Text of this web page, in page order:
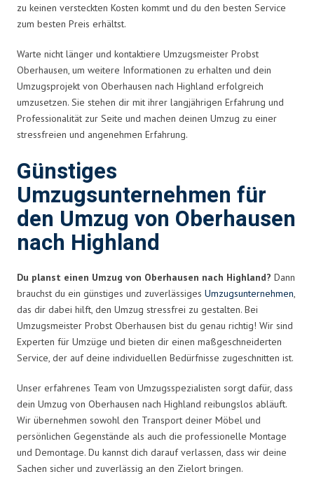
zu keinen versteckten Kosten kommt und du den besten Service
zum besten Preis erhältst.
Warte nicht länger und kontaktiere Umzugsmeister Probst
Oberhausen, um weitere Informationen zu erhalten und dein
Umzugsprojekt von Oberhausen nach Highland erfolgreich
umzusetzen. Sie stehen dir mit ihrer langjährigen Erfahrung und
Professionalität zur Seite und machen deinen Umzug zu einer
stressfreien und angenehmen Erfahrung.
Günstiges
Umzugsunternehmen für
den Umzug von Oberhausen
nach Highland
Du planst einen Umzug von Oberhausen nach Highland? Dann
brauchst du ein günstiges und zuverlässiges Umzugsunternehmen,
das dir dabei hilft, den Umzug stressfrei zu gestalten. Bei
Umzugsmeister Probst Oberhausen bist du genau richtig! Wir sind
Experten für Umzüge und bieten dir einen maßgeschneiderten
Service, der auf deine individuellen Bedürfnisse zugeschnitten ist.
Unser erfahrenes Team von Umzugsspezialisten sorgt dafür, dass
dein Umzug von Oberhausen nach Highland reibungslos abläuft.
Wir übernehmen sowohl den Transport deiner Möbel und
persönlichen Gegenstände als auch die professionelle Montage
und Demontage. Du kannst dich darauf verlassen, dass wir deine
Sachen sicher und zuverlässig an den Zielort bringen.